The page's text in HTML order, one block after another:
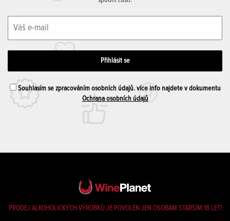
Souhlasím se zpracováním osobních údajů. více info najdete v dokumentu
Ochrana osobních údajů
PRODEJ ALKOHOLICKÝCH VÝROBKŮ JE POVOLEN JEN OSOBÁM STARŠÍM 18 LET!